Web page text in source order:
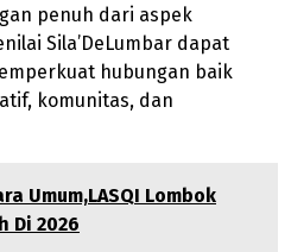
penuh dari aspek
Sila’DeLumbar dapat
hubungan baik
komunitas, dan
Umum,LASQI Lombok
Di 2026